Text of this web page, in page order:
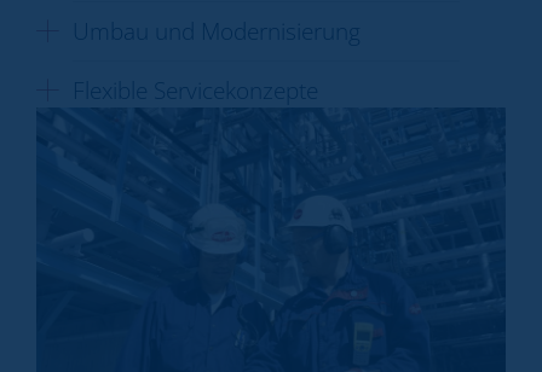
Umbau und Modernisierung
Flexible Servicekonzepte